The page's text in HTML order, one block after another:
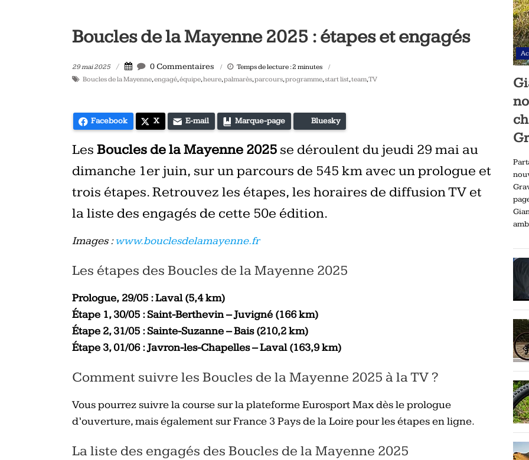
triathlon
Boucles de la Mayenne 2025 : étapes et engagés
29 mai 2025 0 Commentaires Temps de lecture :2 minutes
Boucles de la Mayenne,engagé,équipe,heure,palmarès,parcours,programme,start list,team,TV
Facebook X E-mail Marque-page Bluesky
Les Boucles de la Mayenne 2025 se déroulent du jeudi 29 mai au
dimanche 1er juin, sur un parcours de 545 km avec un prologue et
trois étapes. Retrouvez les étapes, les horaires de diffusion TV et
la liste des engagés de cette 50e édition.
Images :www.bouclesdelamayenne.fr
Les étapes des Boucles de la Mayenne 2025
Prologue, 29/05 : Laval (5,4 km)
Étape 1, 30/05 : Saint-Berthevin – Juvigné (166 km)
Étape 2, 31/05 : Sainte-Suzanne – Bais (210,2 km)
Étape 3, 01/06 : Javron-les-Chapelles – Laval (163,9 km)
Comment suivre les Boucles de la Mayenne 2025 à la TV ?
Vous pourrez suivre la course sur la plateforme Eurosport Max dès le prologue
d’ouverture, mais également sur France 3 Pays de la Loire pour les étapes en ligne.
La liste des engagés des Boucles de la Mayenne 2025